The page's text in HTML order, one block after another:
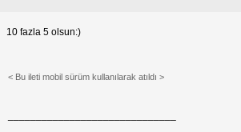
10 fazla 5 olsun:)
< Bu ileti mobil sürüm kullanılarak atıldı >